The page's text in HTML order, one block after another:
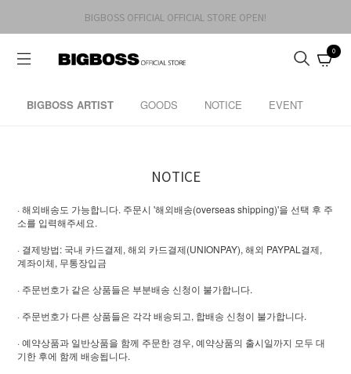
BIGBOSS OFFICIAL OFFICIAL STORE OPEN!
0
BIGBOSS ARTIST GOODS NOTICE EVENT
NOTICE
· 해외배송도 가능합니다. 주문시 '해외배송(overseas shipping)'을 선택 후 주
소를 입력해주세요.
· 결제방법: 국내 카드결제, 해외 카드결제(UNIONPAY), 해외 PAYPAL결제,
계좌이체, 무통장입금
· 주문번호가 같은 상품들은 부분배송 신청이 불가합니다.
· 주문번호가 다른 상품들은 각각 배송되고, 합배송 신청이 불가합니다.
· 예약상품과 일반상품을 함께 주문한 경우, 예약상품의 출시일까지 모두 대
기한 후에 함께 배송됩니다.